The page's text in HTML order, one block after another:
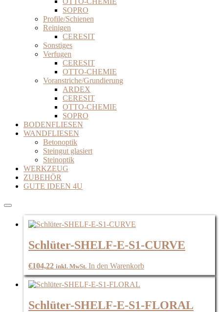
SOPRO
Profile/Schienen
Reinigen
CERESIT
Sonstiges
Verfugen
CERESIT
OTTO-CHEMIE
Voranstriche/Grundierung
ARDEX
CERESIT
OTTO-CHEMIE
SOPRO
BODENFLIESEN
WANDFLIESEN
Betonoptik
Steingut glasiert
Steinoptik
WERKZEUG
ZUBEHÖR
GUTE IDEEN 4U
Schlüter-SHELF-E-S1-CURVE
€104,22 inkl. MwSt. In den Warenkorb
Schlüter-SHELF-E-S1-FLORAL